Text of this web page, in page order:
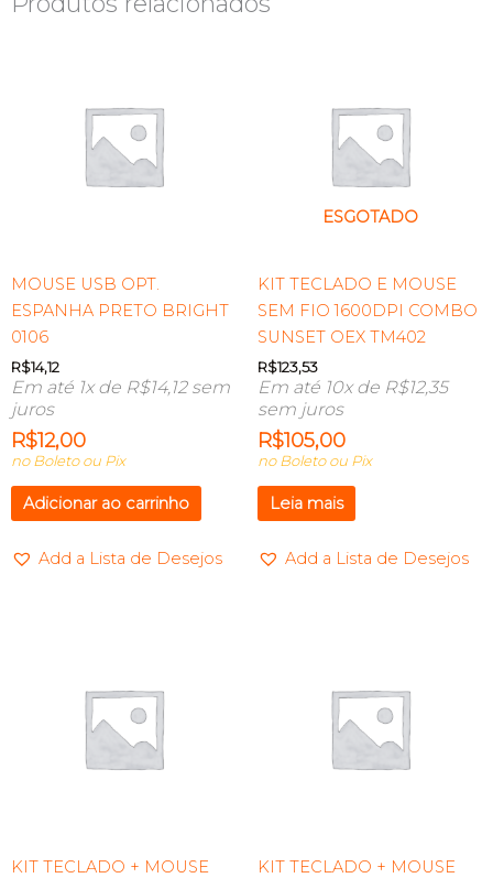
MOUSE USB OPT.
ESPANHA PRETO BRIGHT
0106
R$14,12
Em até 1x de R$14,12sem
juros
R$12,00
no Boleto ou Pix
Adicionar ao carrinho
Add a Lista de Desejos
ESGOTADO
KIT TECLADO E MOUSE
SEM FIO 1600DPI COMBO
SUNSET OEX TM402
R$123,53
Em até 10x de R$12,35
sem juros
R$105,00
no Boleto ou Pix
Leia mais
Add a Lista de Desejos
KIT TECLADO + MOUSE
KIT TECLADO + MOUSE